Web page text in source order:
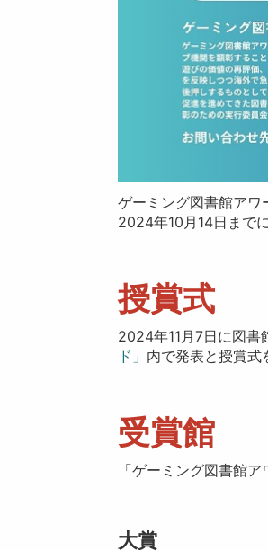
ゲーミング図書館アワ
2024年10月14日まで
授賞式
2024年11月7日に図書
ド」 内で発表と授賞式
受賞館
「ゲーミング図書館
大賞